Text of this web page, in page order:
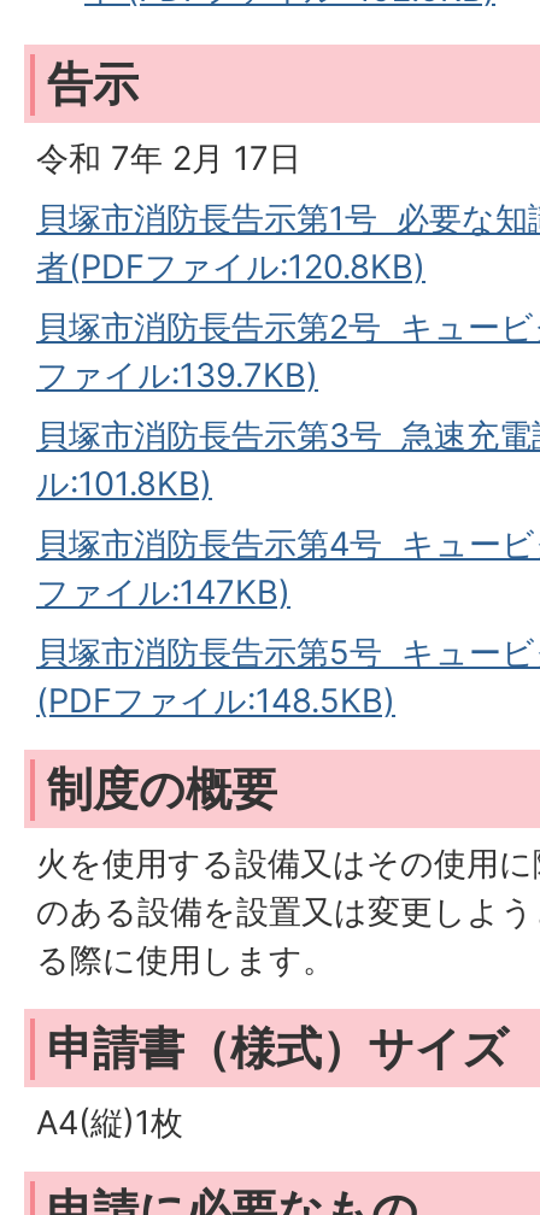
告示
令和 7年 2月 17日
貝塚市消防長告示第1号 必要な
者(PDFファイル:120.8KB)
貝塚市消防長告示第2号 キュー
ファイル:139.7KB)
貝塚市消防長告示第3号 急速充
ル:101.8KB)
貝塚市消防長告示第4号 キュー
ファイル:147KB)
貝塚市消防長告示第5号 キュー
(PDFファイル:148.5KB)
制度の概要
火を使用する設備又はその使用
のある設備を設置又は変更しよ
る際に使用します。
申請書（様式）サイズ
A4(縦)1枚